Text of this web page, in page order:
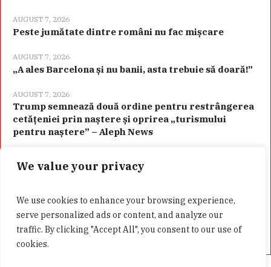
We value your privacy
We use cookies to enhance your browsing experience,
serve personalized ads or content, and analyze our
traffic. By clicking "Accept All", you consent to our use of
cookies.
AUGUST 7, 2026
Peste jumătate dintre români nu fac mișcare
AUGUST 7, 2026
„A ales Barcelona și nu banii, asta trebuie să doară!”
AUGUST 7, 2026
Trump semnează două ordine pentru restrângerea
cetățeniei prin naștere și oprirea „turismului
pentru naștere” – Aleph News
Categorii